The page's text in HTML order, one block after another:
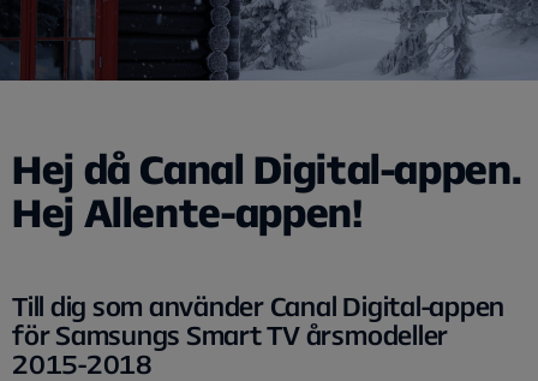
Hej då Canal Digital-appen.
Hej Allente-appen!
Till dig som använder Canal Digital-appen
för Samsungs Smart TV årsmodeller
2015-2018